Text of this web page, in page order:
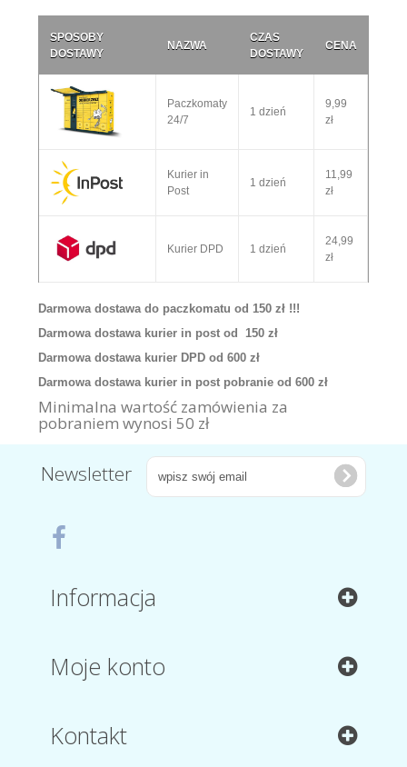
SPOSOBY
DOSTAWY
NAZWA
CZAS
DOSTAWY
CENA
Paczkomaty
24/7
1 dzień
9,99
zł
Kurier in
Post
1 dzień
11,99
zł
Kurier DPD 1 dzień
24,99
zł
Darmowa dostawa do paczkomatu od 150 zł !!!
Darmowa dostawa kurier in post od 150 zł
Darmowa dostawa kurier DPD od 600 zł
Darmowa dostawa kurier in post pobranie od 600 zł
Minimalna wartość zamówienia za
pobraniem wynosi 50 zł
Newsletter
Informacja
Moje konto
Kontakt